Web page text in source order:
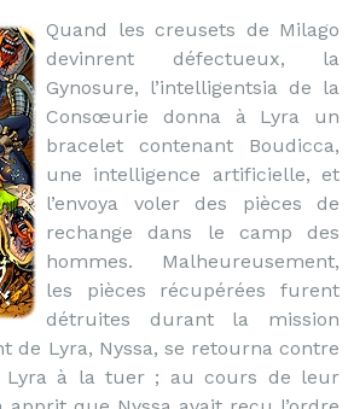
Quand les creusets de Milago
devinrent défectueux, la
Gynosure, l’intelligentsia de la
Consœurie donna à Lyra un
bracelet contenant Boudicca,
une intelligence artificielle, et
l’envoya voler des pièces de
rechange dans le camp des
hommes. Malheureusement,
les pièces récupérées furent
détruites durant la mission
de Lyra, Nyssa, se retourna contre
Lyra à la tuer ; au cours de leur